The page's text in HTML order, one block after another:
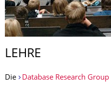
LEHRE
Die Database Research Group